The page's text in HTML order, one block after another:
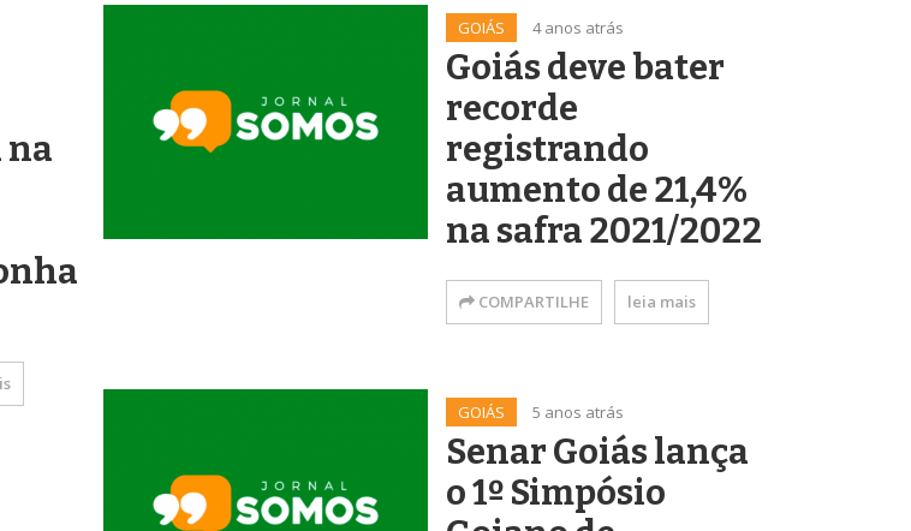
na
GOIÁS 4 anos atrás
Goiás deve bater
recorde
registrando
aumento de 21,4%
na safra 2021/2022
COMPARTILHE leia mais
GOIÁS 5 anos atrás
Senar Goiás lança
o 1º Simpósio